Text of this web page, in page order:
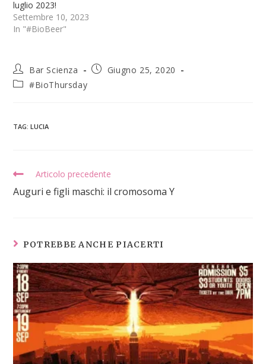
luglio 2023!
Settembre 10, 2023
In "#BioBeer"
Bar Scienza
Giugno 25, 2020
#BioThursday
TAG:LUCIA
Articolo precedente
Auguri e figli maschi: il cromosoma Y
POTREBBE ANCHE PIACERTI